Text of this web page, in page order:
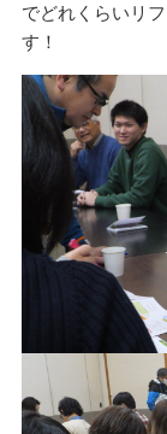
でどれくらいリ
す！